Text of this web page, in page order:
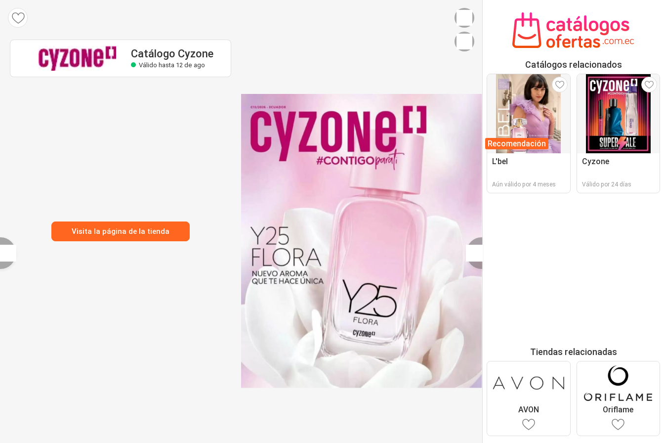
Catálogo Cyzone
Válido hasta 12 de ago
Visita la página de la tienda
Catálogos relacionados
Recomendación
L'bel
Aún válido por 4 meses
Cyzone
Válido por 24 días
Tiendas relacionadas
AVON Oriflame